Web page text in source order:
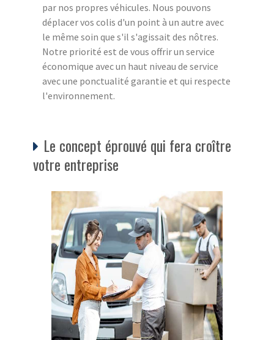
par nos propres véhicules. Nous pouvons
déplacer vos colis d'un point à un autre avec
le même soin que s'il s'agissait des nôtres.
Notre priorité est de vous offrir un service
économique avec un haut niveau de service
avec une ponctualité garantie et qui respecte
l'environnement.
Le concept éprouvé qui fera croître
votre entreprise